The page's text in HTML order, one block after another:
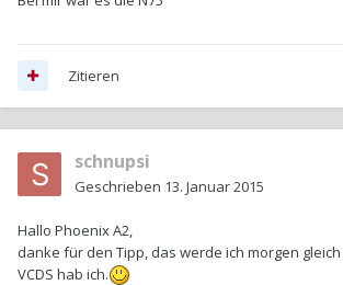
Zitieren
schnupsi
Geschrieben 13. Januar 2015
Hallo Phoenix A2,
danke für den Tipp, das werde ich morgen
VCDS hab ich.